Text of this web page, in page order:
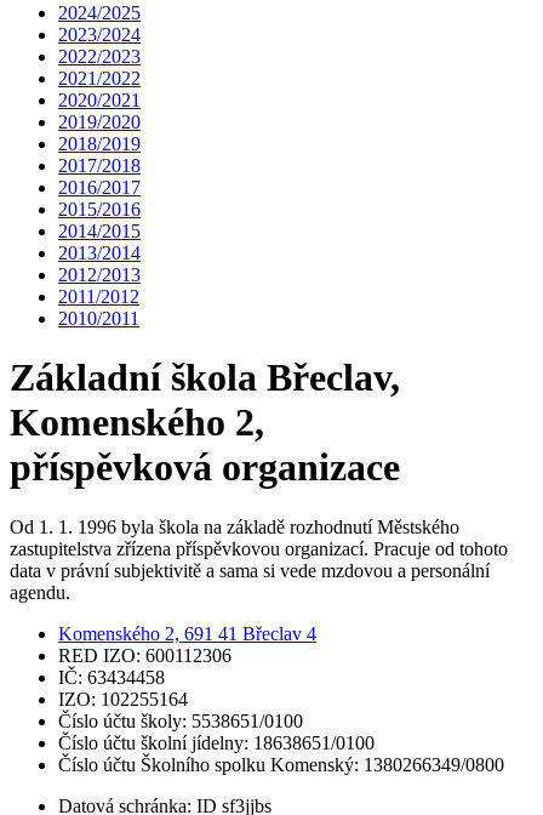
2024/2025
2023/2024
2022/2023
2021/2022
2020/2021
2019/2020
2018/2019
2017/2018
2016/2017
2015/2016
2014/2015
2013/2014
2012/2013
2011/2012
2010/2011
Základní škola Břeclav,
Komenského 2,
příspěvková organizace
Od 1. 1. 1996 byla škola na základě rozhodnutí Městského
zastupitelstva zřízena příspěvkovou organizací. Pracuje od tohoto
data v právní subjektivitě a sama si vede mzdovou a personální
agendu.
Komenského 2, 691 41 Břeclav 4
RED IZO: 600112306
IČ: 63434458
IZO: 102255164
Číslo účtu školy: 5538651/0100
Číslo účtu školní jídelny: 18638651/0100
Číslo účtu Školního spolku Komenský: 1380266349/0800
Datová schránka: ID sf3jjbs